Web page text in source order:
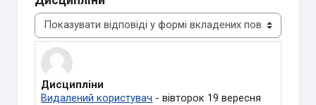
Тип показу
Дисципліни
Видалений користувач -вівторок 19 вересня
Кількість відповідей: 1